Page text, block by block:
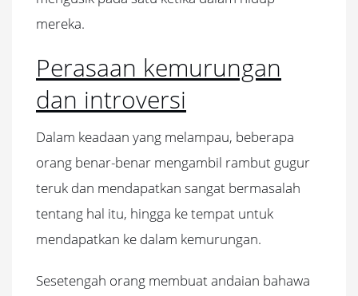
mereka.
Perasaan kemurungan
dan introversi
Dalam keadaan yang melampau, beberapa
orang benar-benar mengambil rambut gugur
teruk dan mendapatkan sangat bermasalah
tentang hal itu, hingga ke tempat untuk
mendapatkan ke dalam kemurungan.
Sesetengah orang membuat andaian bahawa